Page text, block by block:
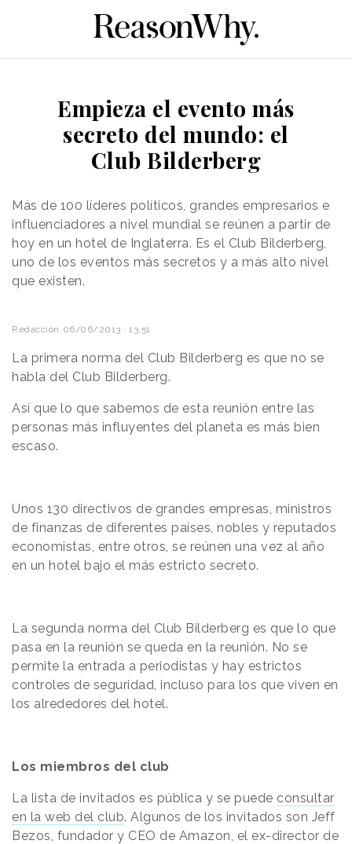
Empieza el evento más
secreto del mundo: el
Club Bilderberg
Más de 100 líderes políticos, grandes empresarios e
influenciadores a nivel mundial se reúnen a partir de
hoy en un hotel de Inglaterra. Es el Club Bilderberg,
uno de los eventos más secretos y a más alto nivel
que existen.
Redacción 06/06/2013 · 13:51
La primera norma del Club Bilderberg es que no se
habla del Club Bilderberg.
Así que lo que sabemos de esta reunión entre las
personas más influyentes del planeta es más bien
escaso.
Unos 130 directivos de grandes empresas, ministros
de finanzas de diferentes países, nobles y reputados
economistas, entre otros, se reúnen una vez al año
en un hotel bajo el más estricto secreto.
La segunda norma del Club Bilderberg es que lo que
pasa en la reunión se queda en la reunión. No se
permite la entrada a periodistas y hay estrictos
controles de seguridad, incluso para los que viven en
los alrededores del hotel.
Los miembros del club
La lista de invitados es pública y se puede consultar
en la web del club. Algunos de los invitados son Jeff
Bezos, fundador y CEO de Amazon, el ex-director de